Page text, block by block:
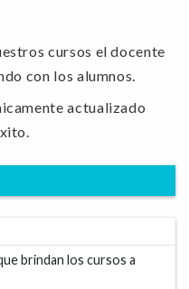
cursos el docente
con los alumnos.
actualizado
brindan los cursos a